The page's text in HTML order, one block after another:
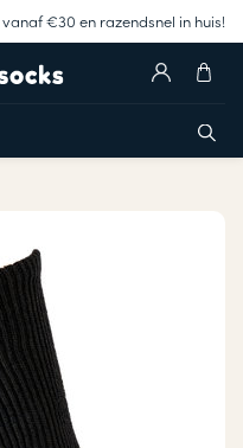
vanaf €30 en razendsnel in huis!